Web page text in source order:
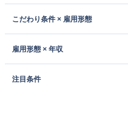
こだわり条件 × 雇用形態
雇用形態 × 年収
注目条件